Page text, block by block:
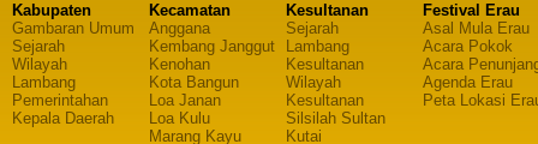
Kabupaten
Gambaran Umum
Sejarah
Wilayah
Lambang
Pemerintahan
Kepala Daerah
Kecamatan
Anggana
Kembang Janggut
Kenohan
Kota Bangun
Loa Janan
Loa Kulu
Marang Kayu
Kesultanan
Sejarah
Lambang
Kesultanan
Wilayah
Kesultanan
Silsilah Sultan
Kutai
Festival Erau
Asal Mula Erau
Acara Pokok
Acara
Agenda Erau
Peta Lokasi